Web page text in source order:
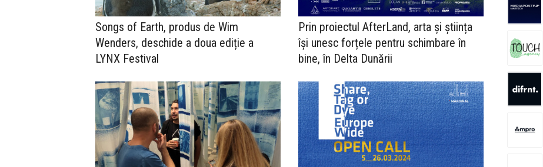
Songs of Earth, produs de Wim
Wenders, deschide a doua ediție a
LYNX Festival
Prin proiectul AfterLand, arta și știința
își unesc forțele pentru schimbare în
bine, în Delta Dunării